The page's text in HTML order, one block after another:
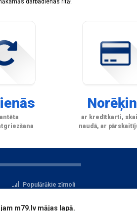
darbadienas rītā!
ar kredītkarti,
naudā, ar
Populārākie zīmoli
Reģistrācija
m79.lv mājas lapā.